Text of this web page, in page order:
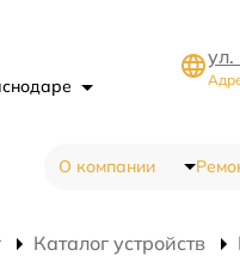
ул.
О компании
Каталог устройств